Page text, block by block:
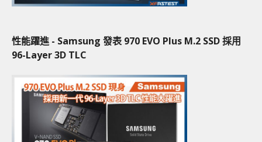
性能躍進 - Samsung 發表 970 EVO Plus M.2 SSD 採用
96-Layer 3D TLC